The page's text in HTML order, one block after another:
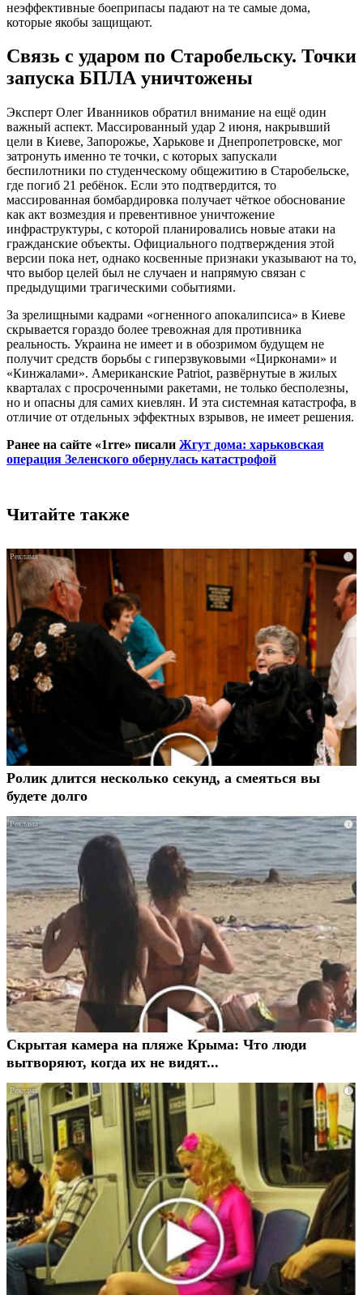
неэффективные боеприпасы падают на те самые дома,
которые якобы защищают.
Связь с ударом по Старобельску. Точки
запуска БПЛА уничтожены
Эксперт Олег Иванников обратил внимание на ещё один
важный аспект. Массированный удар 2 июня, накрывший
цели в Киеве, Запорожье, Харькове и Днепропетровске, мог
затронуть именно те точки, с которых запускали
беспилотники по студенческому общежитию в Старобельске,
где погиб 21 ребёнок. Если это подтвердится, то
массированная бомбардировка получает чёткое обоснование
как акт возмездия и превентивное уничтожение
инфраструктуры, с которой планировались новые атаки на
гражданские объекты. Официального подтверждения этой
версии пока нет, однако косвенные признаки указывают на то,
что выбор целей был не случаен и напрямую связан с
предыдущими трагическими событиями.
За зрелищными кадрами «огненного апокалипсиса» в Киеве
скрывается гораздо более тревожная для противника
реальность. Украина не имеет и в обозримом будущем не
получит средств борьбы с гиперзвуковыми «Цирконами» и
«Кинжалами». Американские Patriot, развёрнутые в жилых
кварталах с просроченными ракетами, не только бесполезны,
но и опасны для самих киевлян. И эта системная катастрофа, в
отличие от отдельных эффектных взрывов, не имеет решения.
Ранее на сайте «1rre» писали Жгут дома: харьковская
операция Зеленского обернулась катастрофой
Читайте также
i
Ролик длится несколько секунд, а смеяться вы
будете долго
i
Скрытая камера на пляже Крыма: Что люди
вытворяют, когда их не видят...
i